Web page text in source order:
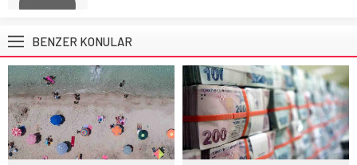
BENZER KONULAR